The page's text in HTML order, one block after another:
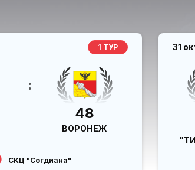
1 ТУР
:
48
ВОРОНЕЖ
СКЦ "Согдиана"
31